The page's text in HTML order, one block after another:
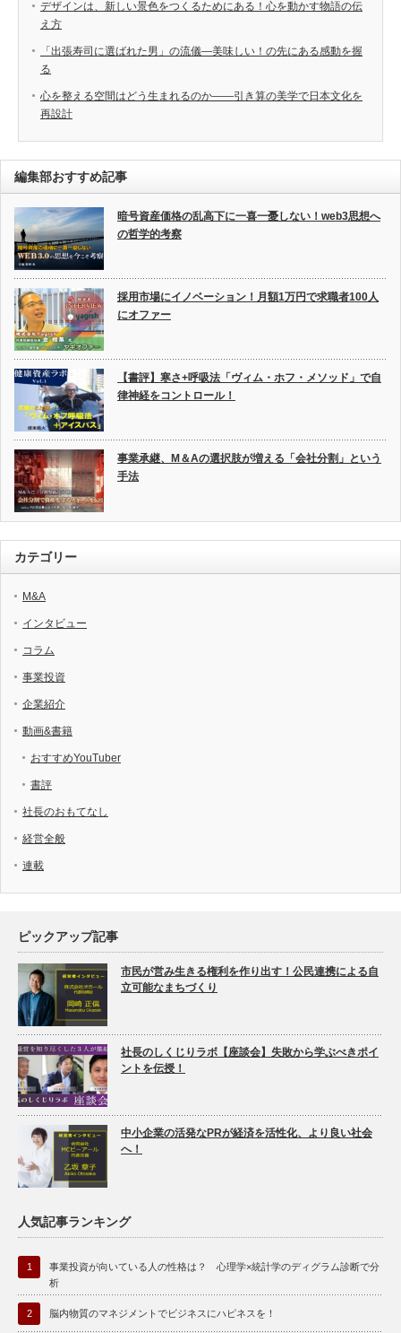
デザインは、新しい景色をつくるためにある！心を動かす物語の伝
え方
「出張寿司に選ばれた男」の流儀―美味しい！の先にある感動を握
る
心を整える空間はどう生まれるのか――引き算の美学で日本文化を
再設計
編集部おすすめ記事
暗号資産価格の乱高下に一喜一憂しない！web3思想へ
の哲学的考察
採用市場にイノベーション！月額1万円で求職者100人
にオファー
【書評】寒さ+呼吸法「ヴィム・ホフ・メソッド」で自
律神経をコントロール！
事業承継、M＆Aの選択肢が増える「会社分割」という
手法
カテゴリー
M&A
インタビュー
コラム
事業投資
企業紹介
動画&書籍
おすすめYouTuber
書評
社長のおもてなし
経営全般
連載
ピックアップ記事
市民が営み生きる権利を作り出す！公民連携による自
立可能なまちづくり
社長のしくじりラボ【座談会】失敗から学ぶべきポイ
ントを伝授！
中小企業の活発なPRが経済を活性化、より良い社会
へ！
人気記事ランキング
1
事業投資が向いている人の性格は？ 心理学×統計学のディグラム診断で分
析
2 脳内物質のマネジメントでビジネスにハピネスを！